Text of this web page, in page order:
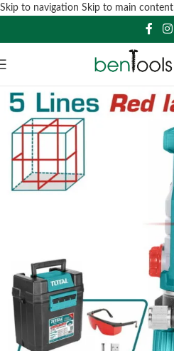
Skip to navigation Skip to main content